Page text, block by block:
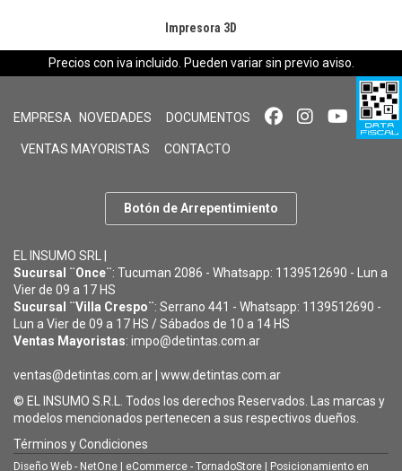
Impresora 3D
Precios con iva incluido. Pueden variar sin previo aviso.
EMPRESA NOVEDADES DOCUMENTOS
VENTAS MAYORISTAS CONTACTO
Botón de Arrepentimiento
EL INSUMO SRL |
Sucursal ¨Once¨: Tucuman 2086 - Whatsapp: 1139512690 - Lun a
Vier de 09 a 17 HS
Sucursal ¨Villa Crespo¨: Serrano 441 - Whatsapp: 1139512690 -
Lun a Vier de 09 a 17 HS / Sábados de 10 a 14 HS
Ventas Mayoristas: impo@detintas.com.ar
ventas@detintas.com.ar www.detintas.com.ar
© EL INSUMO S.R.L. Todos los derechos Reservados. Las marcas y
modelos mencionados pertenecen a sus respectivos dueños.
Términos y Condiciones
Diseño Web - NetOne | eCommerce - TornadoStore | Posicionamiento en